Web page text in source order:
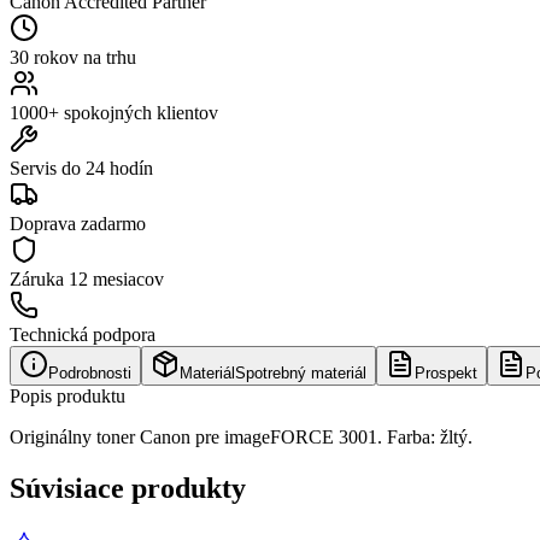
30 rokov na trhu
1000+ spokojných klientov
Servis do 24 hodín
Doprava zadarmo
Záruka 12 mesiacov
Technická podpora
Podrobnosti Materiál Spotrebný materiál Prospekt
Popis produktu
Originálny toner Canon pre imageFORCE 3001. Farba: žltý.
Súvisiace produkty